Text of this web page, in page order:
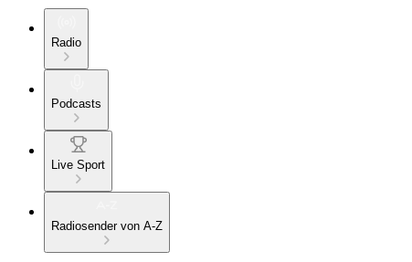
Radio
Podcasts
Live Sport
Radiosender von A-Z